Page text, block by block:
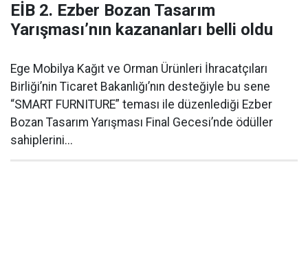
EİB 2. Ezber Bozan Tasarım
Yarışması’nın kazananları belli oldu
Ege Mobilya Kağıt ve Orman Ürünleri İhracatçıları
Birliği’nin Ticaret Bakanlığı’nın desteğiyle bu sene
“SMART FURNITURE” teması ile düzenlediği Ezber
Bozan Tasarım Yarışması Final Gecesi’nde ödüller
sahiplerini...